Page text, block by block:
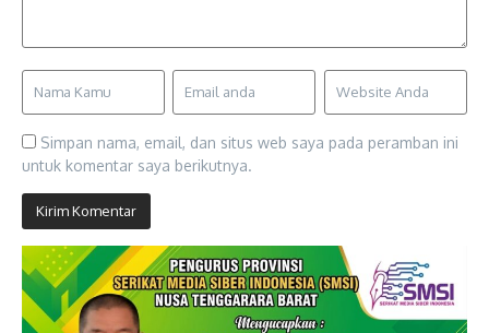
Simpan nama, email, dan situs web saya pada peramban ini
untuk komentar saya berikutnya.